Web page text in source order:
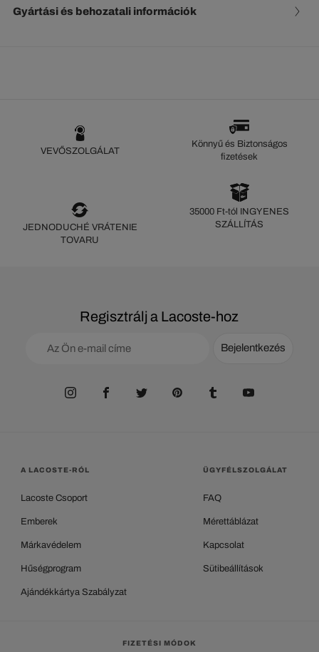
Gyártási és behozatali információk
VEVŐSZOLGÁLAT
Könnyű és Biztonságos
fizetések
JEDNODUCHÉ VRÁTENIE
TOVARU
35000 Ft-tól INGYENES
SZÁLLÍTÁS
Regisztrálj a Lacoste-hoz
Bejelentkezés
A LACOSTE-RÓL
Lacoste Csoport
Emberek
Márkavédelem
Hűségprogram
Ajándékkártya Szabályzat
ÜGYFÉLSZOLGÁLAT
FAQ
Mérettáblázat
Kapcsolat
Sütibeállítások
FIZETÉSI MÓDOK